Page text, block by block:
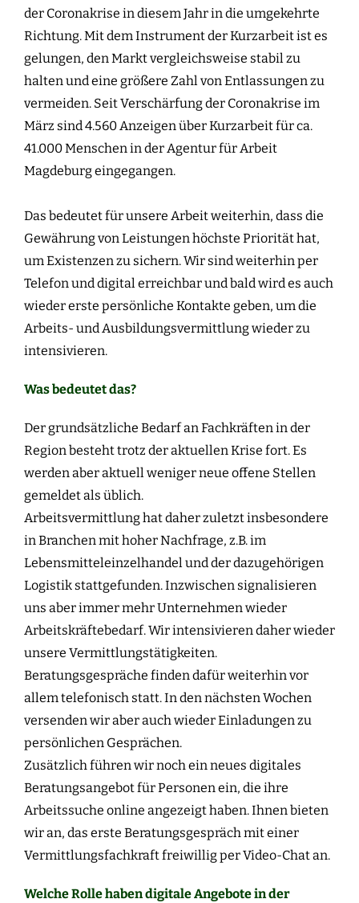
der Coronakrise in diesem Jahr in die umgekehrte
Richtung. Mit dem Instrument der Kurzarbeit ist es
gelungen, den Markt vergleichsweise stabil zu
halten und eine größere Zahl von Entlassungen zu
vermeiden. Seit Verschärfung der Coronakrise im
März sind 4.560 Anzeigen über Kurzarbeit für ca.
41.000 Menschen in der Agentur für Arbeit
Magdeburg eingegangen.
Das bedeutet für unsere Arbeit weiterhin, dass die
Gewährung von Leistungen höchste Priorität hat,
um Existenzen zu sichern. Wir sind weiterhin per
Telefon und digital erreichbar und bald wird es auch
wieder erste persönliche Kontakte geben, um die
Arbeits- und Ausbildungsvermittlung wieder zu
intensivieren.
Was bedeutet das?
Der grundsätzliche Bedarf an Fachkräften in der
Region besteht trotz der aktuellen Krise fort. Es
werden aber aktuell weniger neue offene Stellen
gemeldet als üblich.
Arbeitsvermittlung hat daher zuletzt insbesondere
in Branchen mit hoher Nachfrage, z.B. im
Lebensmitteleinzelhandel und der dazugehörigen
Logistik stattgefunden. Inzwischen signalisieren
uns aber immer mehr Unternehmen wieder
Arbeitskräftebedarf. Wir intensivieren daher wieder
unsere Vermittlungstätigkeiten.
Beratungsgespräche finden dafür weiterhin vor
allem telefonisch statt. In den nächsten Wochen
versenden wir aber auch wieder Einladungen zu
persönlichen Gesprächen.
Zusätzlich führen wir noch ein neues digitales
Beratungsangebot für Personen ein, die ihre
Arbeitssuche online angezeigt haben. Ihnen bieten
wir an, das erste Beratungsgespräch mit einer
Vermittlungsfachkraft freiwillig per Video-Chat an.
Welche Rolle haben digitale Angebote in der